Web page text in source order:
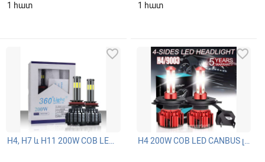
1 հատ
1 հատ
H4, H7 և H11 200W COB LED CANBUS լուսարձակի ունիվերսալ գերպայծառ 6 կողմանի լամպեր 360 բարձր/ցածր (դալնի/բլիժնի) ճառագայթով 6000K
favorite_border
H4 200W COB LED CANBUS լուսարձակի ունիվերսալ գերպայծառ 4 կողմանի 360 բարձր/ցածր (դալնի/բլիժնի) ճառագայթով լամպեր 6000K
favorite_border